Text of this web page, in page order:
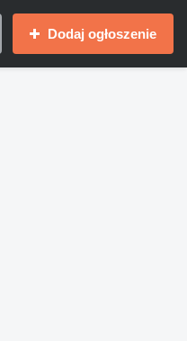
Dodaj ogłoszenie